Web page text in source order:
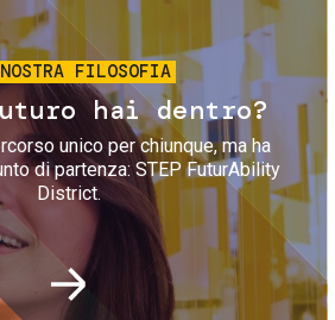
FILOSOFIA
hai dentro?
unico per chiunque, ma ha
di partenza: STEP FuturAbility
District.